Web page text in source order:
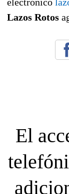
Lazos Rotos
El